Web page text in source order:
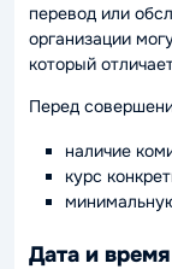
перевод или
организации
который
Перед
наличие
курс
Дата и